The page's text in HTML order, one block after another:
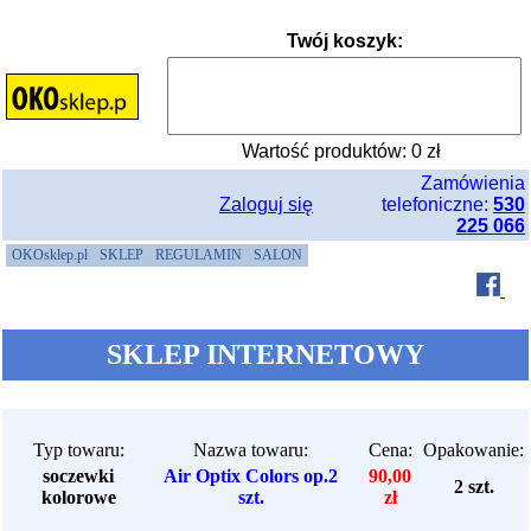
Twój koszyk:
Wartość produktów: 0zł
Zaloguj się
Zamówienia
telefoniczne: 530
225 066
OKOsklep.pl SKLEP REGULAMIN SALON
SKLEP INTERNETOWY
Typ towaru: Nazwa towaru: Cena: Opakowanie:
soczewki
kolorowe
Air Optix Colors op.2
szt.
90,00
zł
2 szt.